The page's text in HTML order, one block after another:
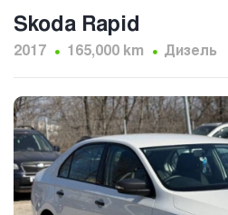
Skoda Rapid
2017 165,000 km Дизель